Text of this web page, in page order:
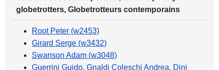
globetrotters, Globetrotteurs contemporains
Root Peter (w2453)
Girard Serge (w3432)
Swanson Adam (w3048)
Guerrini Guido, Gnaldi Coleschi Andrea, Dini